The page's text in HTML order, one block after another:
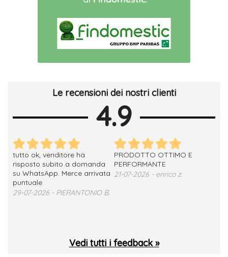
Le recensioni dei nostri clienti
4.9
tutto ok, venditore ha
risposto subito a domanda
su WhatsApp. Merce arrivata
puntuale
29-07-2026 - PIERANTONIO B.
PRODOTTO OTTIMO E
PERFORMANTE
21-07-2026 - enrico z.
Vedi tutti i feedback »